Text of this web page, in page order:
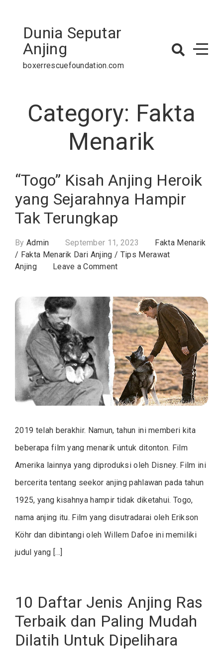
contentDunia Seputar
Anjing
boxerrescuefoundation.com
Category: Fakta
Menarik
“Togo” Kisah Anjing Heroik
yang Sejarahnya Hampir
Tak Terungkap
By Admin September 11, 2023
Fakta Menarik
/ Fakta Menarik Dari Anjing / Tips Merawat
Anjing
Leave a Commenton
Anjing
Heroik
yang
Sejarahnya
Hampir
Tak
Terungkap
2019 telah berakhir. Namun, tahun ini memberi kita
beberapa film yang menarik untuk ditonton. Film
Amerika lainnya yang diproduksi oleh Disney. Film ini
bercerita tentang seekor anjing pahlawan pada tahun
1925, yang kisahnya hampir tidak diketahui. Togo,
nama anjing itu. Film yang disutradarai oleh Erikson
Köhr dan dibintangi oleh Willem Dafoe ini memiliki
judul yang […]
10 Daftar Jenis Anjing Ras
Terbaik dan Paling Mudah
Dilatih Untuk Dipelihara